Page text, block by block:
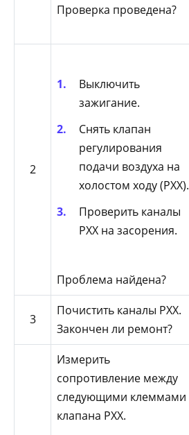
Проверка проведена?
2
Выключить
зажигание.
Снять клапан
регулирования
подачи воздуха на
холостом ходу (РХХ).
Проверить каналы
РХХ на засорения.
Проблема найдена?
3
Почистить каналы РХХ.
Закончен ли ремонт?
Измерить
сопротивление между
следующими клеммами
клапана РХХ.